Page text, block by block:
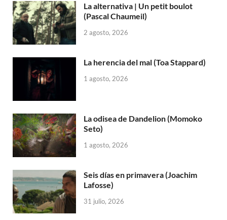
La alternativa | Un petit boulot
(Pascal Chaumeil)
2 agosto, 2026
La herencia del mal (Toa Stappard)
1 agosto, 2026
La odisea de Dandelion (Momoko
Seto)
1 agosto, 2026
Seis días en primavera (Joachim
Lafosse)
31 julio, 2026